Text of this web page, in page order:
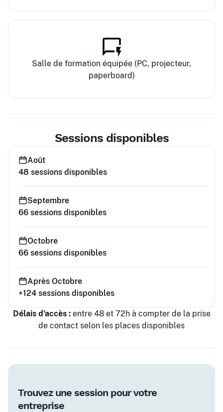
Salle de formation équipée (PC, projecteur,
paperboard)
Sessions disponibles
Août
48 sessions disponibles
Septembre
66 sessions disponibles
Octobre
66 sessions disponibles
Après Octobre
+124 sessions disponibles
Délais d'accès :entre 48 et 72h à compter de la prise
de contact selon les places disponibles
Trouvez une session pour votre
entreprise